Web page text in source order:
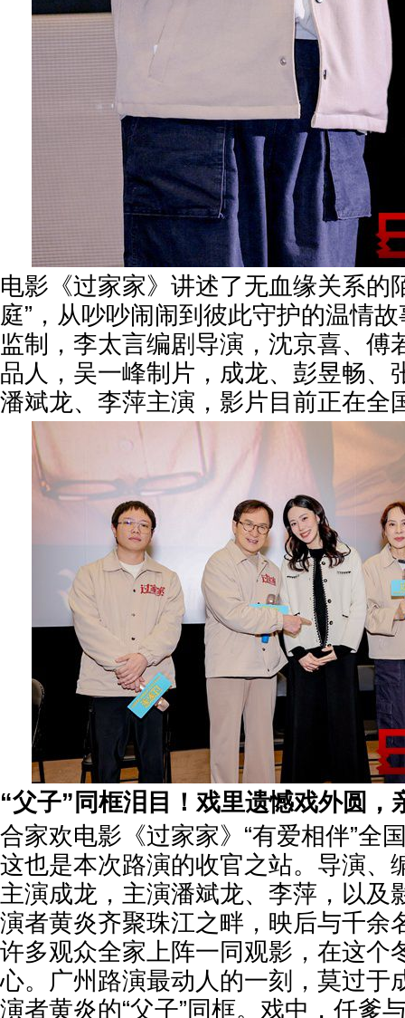
电影《过家家》讲述了无血缘关系的
庭”，从吵吵闹闹到彼此守护的温情
监制，李太言编剧导演，沈京喜、傅
品人，吴一峰制片，成龙、彭昱畅、
潘斌龙、李萍主演，影片目前正在全
“父子” 同框泪目！戏里遗憾戏外圆，
合家欢电影《过家家》“有爱相伴”全
这也是本次路演的收官之站。导演、
主演成龙，主演潘斌龙、李萍，以及
演者黄炎齐聚珠江之畔，映后与千余
许多观众全家上阵一同观影，在这个
心。广州路演最动人的一刻，莫过于
演者黄炎的“父子”同框。戏中，任爹